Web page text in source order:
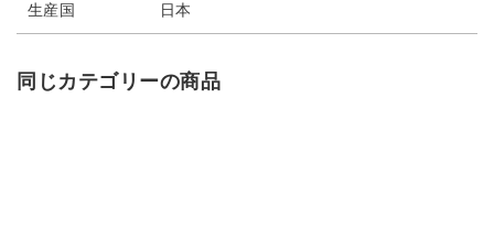
生産国 日本
同じカテゴリーの商品